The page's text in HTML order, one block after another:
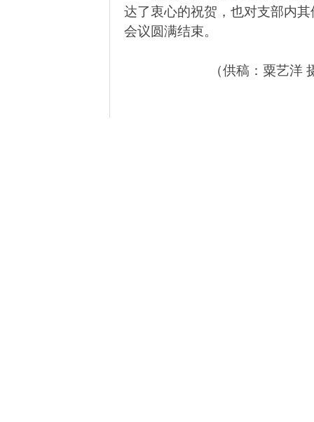
达了衷心的祝贺，也对支部内
会议圆满结束。
（供稿：粟艺洋